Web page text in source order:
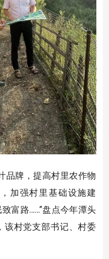
品牌，提高村里农作物
加强村里基础设施建
富路……”盘点今年潭头
该村党支部书记、村委